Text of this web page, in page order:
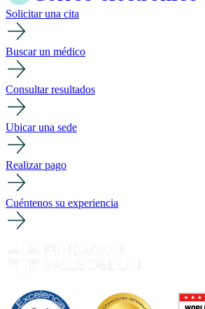
Solicitar una cita
Buscar un médico
Consultar resultados
Ubicar una sede
Realizar pago
Cuéntenos su experiencia